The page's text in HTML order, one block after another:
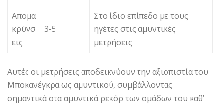
Απομα
κρύνσ
εις
3-5
Στο ίδιο επίπεδο με τους
ηγέτες στις αμυντικές
μετρήσεις
Αυτές οι μετρήσεις αποδεικνύουν την αξιοπιστία του
Μποκανέγκρα ως αμυντικού, συμβάλλοντας
σημαντικά στα αμυντικά ρεκόρ των ομάδων του καθ’